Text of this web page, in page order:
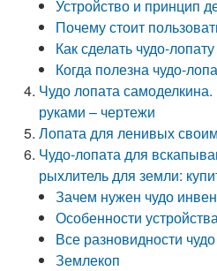
Устройство и принцип
Почему стоит
Как сделать чудо-
Когда полезна чудо-
Чудо лопата
руками – чертежи
Лопата для ленивых
Чудо-лопата для
рыхлитель для земли:
Зачем нужен чудо
Особенности
Все разновидности
Землекоп